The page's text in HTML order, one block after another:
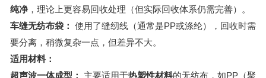
纯净 ，理论上更容易回收处理（但实际回收体系仍需完善）。
车缝无纺布袋： 使用了缝纫线（通常是PP或涤纶），回收时需
要分离，稍微复杂一点，但差异不大。
适用材料：
超声波一体成型：
主要适用于热塑性材料的无纺布，如PP（聚